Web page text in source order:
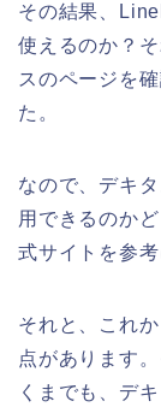
その結果、
使えるのか？
スのページを
た。
なので、デキ
用できるのか
式サイトを参
それと、これ
点があります
くまでも、デ